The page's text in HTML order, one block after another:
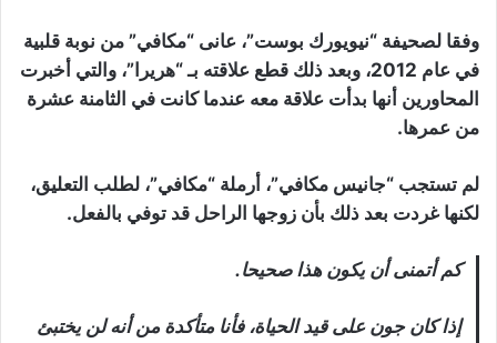
وفقا لصحيفة “نيويورك بوست”، عانى “مكافي” من نوبة قلبية
في عام 2012، وبعد ذلك قطع علاقته بـ “هريرا”، والتي أخبرت
المحاورين أنها بدأت علاقة معه عندما كانت في الثامنة عشرة
من عمرها.
لم تستجب “جانيس مكافي”، أرملة “مكافي”، لطلب التعليق،
لكنها غردت بعد ذلك بأن زوجها الراحل قد توفي بالفعل.
كم أتمنى أن يكون هذا صحيحا.
إذا كان جون على قيد الحياة، فأنا متأكدة من أنه لن يختبئ